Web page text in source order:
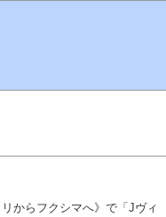
からフクシマへ》で「Jヴィ